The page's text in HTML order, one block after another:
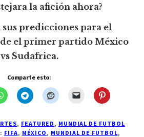
la afición ahora?
sus predicciones para el
el primer partido México
vs Sudafrica.
Comparte esto:
, FEATURED , MUNDIAL DE FUTBOL
FIFA, MÉXICO , MUNDIAL DE FUTBOL,